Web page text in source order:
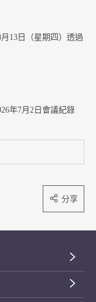
13日（星期四）透過
年7月2日會議紀錄
分享